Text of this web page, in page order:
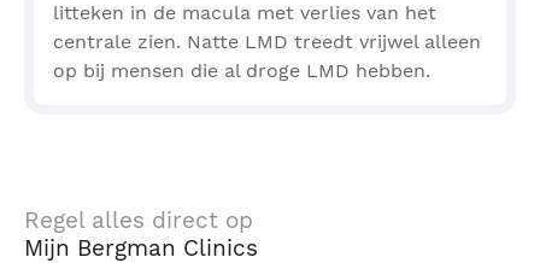
litteken in de macula met verlies van het
centrale zien. Natte LMD treedt vrijwel alleen
op bij mensen die al droge LMD hebben.
Regel alles direct op
Mijn Bergman Clinics